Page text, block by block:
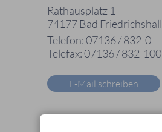
Rathausplatz 1
74177 Bad Friedrichshall
Telefon: 07136 / 832-0
Telefax: 07136 / 832-100
E-Mail schreiben